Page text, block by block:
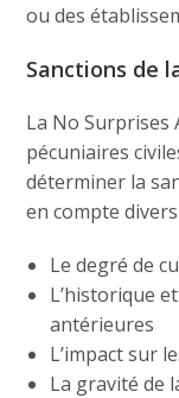
ou des
Sanctions de
La No Surprises
pécuniaires
déterminer la
en compte
Le degré de
L’historique
antérieures
L’impact sur
La gravité de